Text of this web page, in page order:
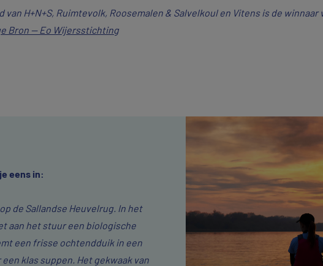
van H+N+S, Ruimtevolk, Roosemalen & Salvelkoul en Vitens is de winnaar
Bron — Eo Wijersstichting
eens in:
de Sallandse Heuvelrug. In het
aan het stuur een biologische
een frisse ochtendduik in een
klas suppen. Het gekwaak van